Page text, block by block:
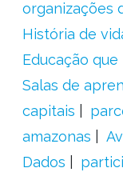
organizações
História de
Educação
Salas de
capitais
amazonas
Dados